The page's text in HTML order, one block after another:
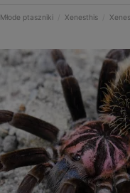
Młode ptaszniki Xenesthis